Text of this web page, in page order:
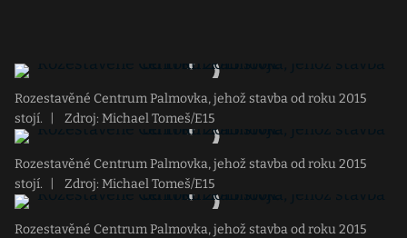
Rozestavěné Centrum Palmovka, jehož stavba od roku 2015
stojí.
Zdroj: Michael Tomeš/E15
Rozestavěné Centrum Palmovka, jehož stavba od roku 2015
stojí.
Zdroj: Michael Tomeš/E15
Rozestavěné Centrum Palmovka, jehož stavba od roku 2015